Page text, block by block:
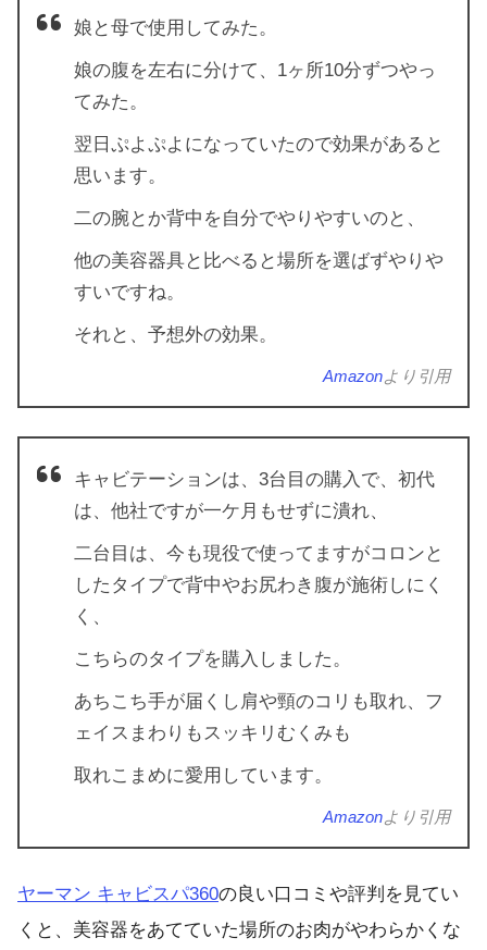
娘と母で使用してみた。
娘の腹を左右に分けて、1ヶ所10分ずつやっ
てみた。
翌日ぷよぷよになっていたので効果があると
思います。
二の腕とか背中を自分でやりやすいのと、
他の美容器具と比べると場所を選ばずやりや
すいですね。
それと、予想外の効果。
Amazonより引用
キャビテーションは、3台目の購入で、初代
は、他社ですが一ケ月もせずに潰れ、
二台目は、今も現役で使ってますがコロンと
したタイプで背中やお尻わき腹が施術しにく
く、
こちらのタイプを購入しました。
あちこち手が届くし肩や頸のコリも取れ、フ
ェイスまわりもスッキリむくみも
取れこまめに愛用しています。
Amazonより引用
ヤーマン キャビスパ360の良い口コミや評判を見てい
くと、美容器をあてていた場所のお肉がやわらかくな